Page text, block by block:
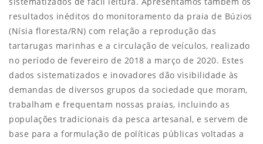
resultados inéditos do monitoramento da praia de Búzios
(Nísia floresta/RN) com relação a reprodução das
tartarugas marinhas e a circulação de veículos, realizado
no período de fevereiro de 2018 a março de 2020. Estes
dados sistematizados e inovadores dão visibilidade às
demandas de diversos grupos da sociedade que moram,
trabalham e frequentam nossas praias, incluindo as
populações tradicionais da pesca artesanal, e servem de
base para a formulação de políticas públicas voltadas a